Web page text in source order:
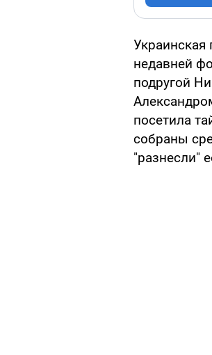
Украинская
недавней
подругой
посетила
собраны
"разнесли"